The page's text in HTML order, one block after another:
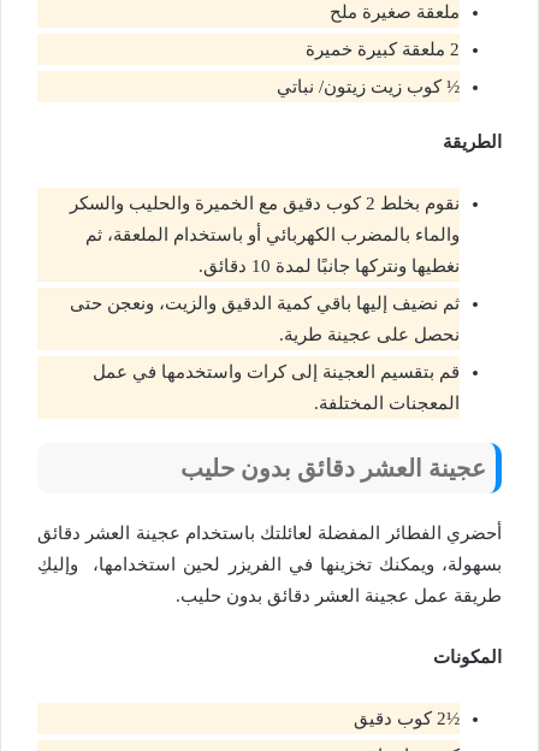
ملعقة صغيرة ملح
2 ملعقة كبيرة خميرة
½ كوب زيت زيتون/ نباتي
الطريقة
نقوم بخلط 2 كوب دقيق مع الخميرة والحليب والسكر
والماء بالمضرب الكهربائي أو باستخدام الملعقة، ثم
نغطيها ونتركها جانبًا لمدة 10 دقائق.
ثم نضيف إليها باقي كمية الدقيق والزيت، ونعجن حتى
نحصل على عجينة طرية.
قم بتقسيم العجينة إلى كرات واستخدمها في عمل
المعجنات المختلفة.
عجينة العشر دقائق بدون حليب
أحضري الفطائر المفضلة لعائلتك باستخدام عجينة العشر دقائق
بسهولة، ويمكنك تخزينها في الفريزر لحين استخدامها، وإليكِ
طريقة عمل عجينة العشر دقائق بدون حليب.
المكونات
½2 كوب دقيق